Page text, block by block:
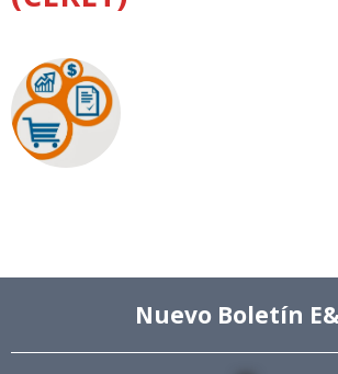
Nuevo Boletín